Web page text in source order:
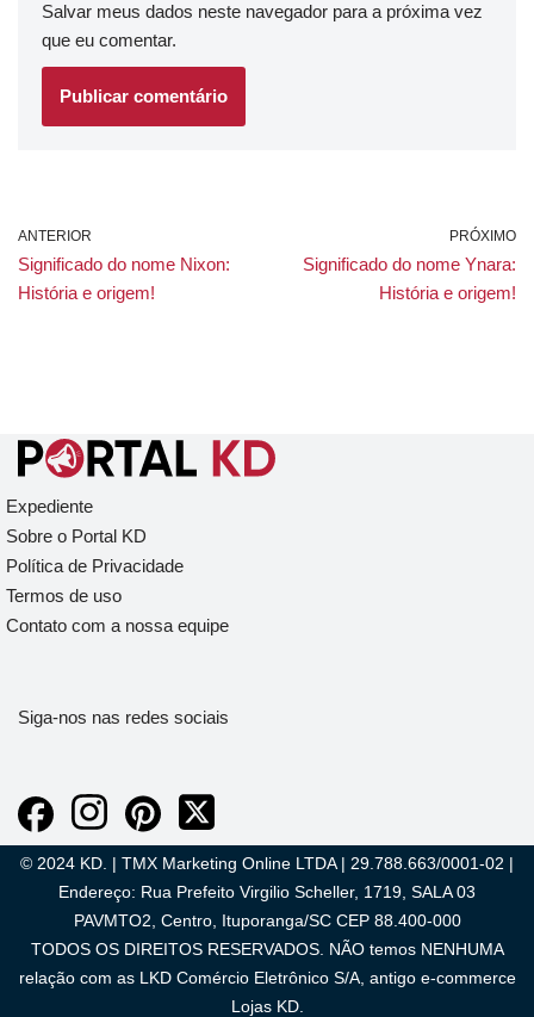
Salvar meus dados neste navegador para a próxima vez
que eu comentar.
ANTERIOR
Significado do nome Nixon:
História e origem!
PRÓXIMO
Significado do nome Ynara:
História e origem!
Expediente
Sobre o Portal KD
Política de Privacidade
Termos de uso
Contato com a nossa equipe
Siga-nos nas redes sociais
© 2024 KD. | TMX Marketing Online LTDA | 29.788.663/0001-02 |
Endereço: Rua Prefeito Virgilio Scheller, 1719, SALA 03
PAVMTO2, Centro, Ituporanga/SC CEP 88.400-000
TODOS OS DIREITOS RESERVADOS. NÃO temos NENHUMA
relação com as LKD Comércio Eletrônico S/A, antigo e-commerce
Lojas KD.